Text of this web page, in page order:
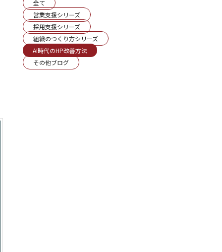
全て
営業支援シリーズ
採用支援シリーズ
組織のつくり方シリーズ
AI時代のHP改善方法
その他ブログ